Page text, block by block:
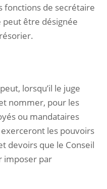
fonctions de secrétaire
être désignée
lorsqu’il le juge
nommer, pour les
ou mandataires
exerceront les pouvoirs
devoirs que le Conseil
imposer par